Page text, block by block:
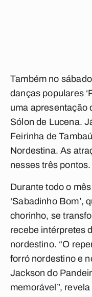
Também no
danças populares
uma apresentação
Sólon de Lucena.
Feirinha de
Nordestina. As
nesses três pontos.
Durante todo o
‘Sabadinho Bom’,
chorinho, se
recebe intérpretes
nordestino. “O
forró nordestino e
Jackson do
memorável”,